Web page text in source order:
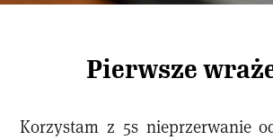
Pierwsze
Korzystam z 5s nieprzerwanie